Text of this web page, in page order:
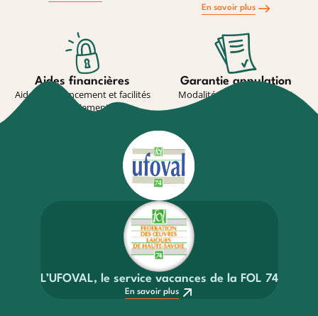
En savoir plus
Aides financières
Aides au financement et facilités
de paiement
Garantie annulation
Modalité de souscription et
L’UFOVAL, le service vacances de la FOL 74
En savoir plus